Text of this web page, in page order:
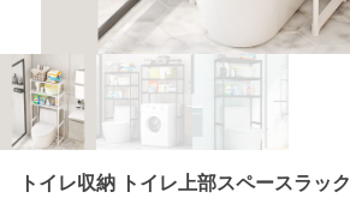
トイレ収納 トイレ上部スペースラック